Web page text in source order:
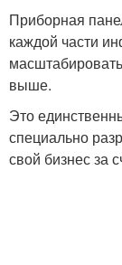
Приборная
каждой части
выше.
Это
специально
свой бизнес за